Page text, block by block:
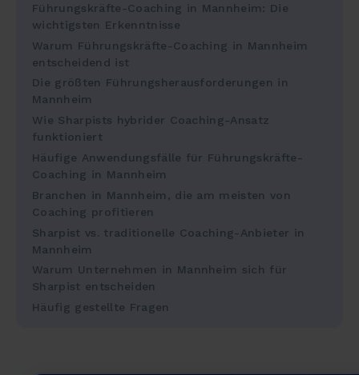
Führungskräfte-Coaching in Mannheim: Die
wichtigsten Erkenntnisse
Warum Führungskräfte-Coaching in Mannheim
entscheidend ist
Die größten Führungsherausforderungen in
Mannheim
Wie Sharpists hybrider Coaching-Ansatz
funktioniert
Häufige Anwendungsfälle für Führungskräfte-
Coaching in Mannheim
Branchen in Mannheim, die am meisten von
Coaching profitieren
Sharpist vs. traditionelle Coaching-Anbieter in
Mannheim
Warum Unternehmen in Mannheim sich für
Sharpist entscheiden
Häufig gestellte Fragen